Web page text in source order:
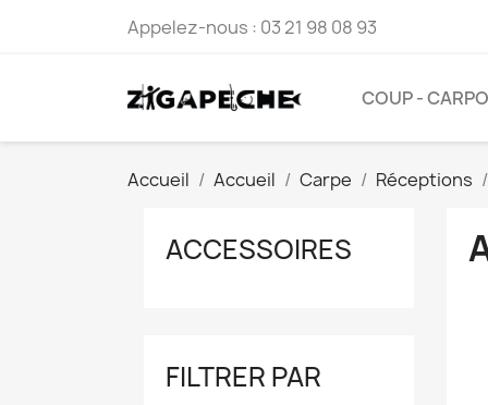
Appelez-nous : 03 21 98 08 93
COUP -
Accueil Accueil Carpe Réceptions
ACCESSOIRES
FILTRER PAR